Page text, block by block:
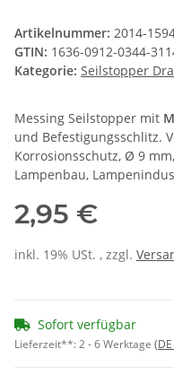
Artikelnummer: 2014-
GTIN: 1636-0912-0344-
Kategorie: Seilstopper
Messing Seilstopper mit
und Befestigungsschlitz.
Korrosionsschutz, Ø 9
Lampenbau,
2,95 €
inkl. 19% USt. , zzgl.
Sofort verfügbar
Lieferzeit**:2 - 6 Werktage